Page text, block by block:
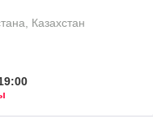
Казахстан